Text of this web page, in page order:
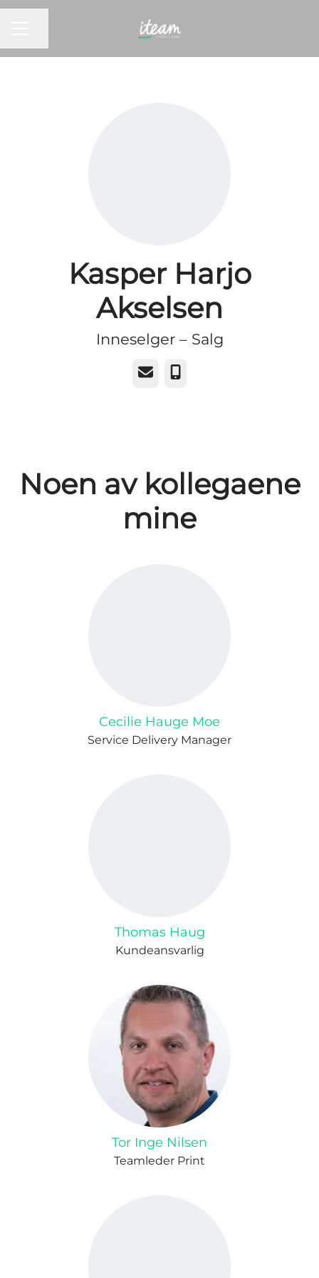
Kasper Harjo
Akselsen
Inneselger – Salg
E-postTelefonnummer
Noen av kollegaene
mine
Cecilie Hauge Moe
Service Delivery Manager
Thomas Haug
Kundeansvarlig
Tor Inge Nilsen
Teamleder Print